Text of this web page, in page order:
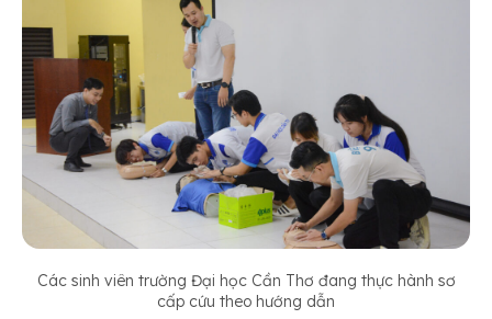
Các sinh viên trường Đại học Cần Thơ đang thực hành sơ
cấp cứu theo hướng dẫn